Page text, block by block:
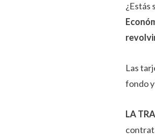
¿Estás
Las
fondo
LA